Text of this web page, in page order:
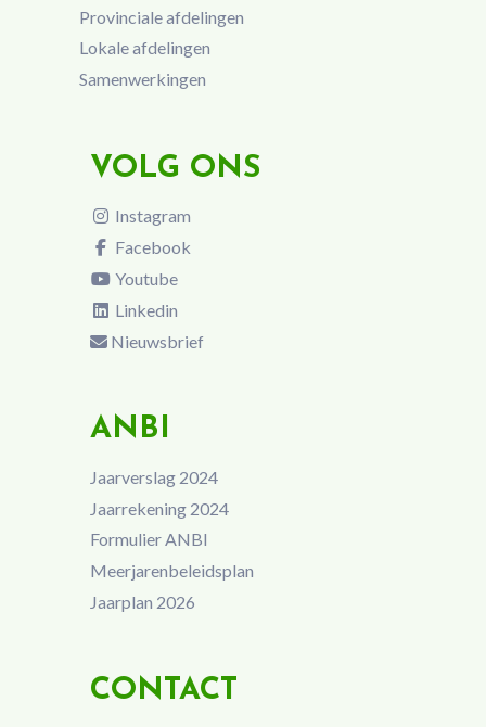
Provinciale afdelingen
Lokale afdelingen
Samenwerkingen
VOLG ONS
Instagram
Facebook
Youtube
Linkedin
Nieuwsbrief
ANBI
Jaarverslag 2024
Jaarrekening 2024
Formulier ANBI
Meerjarenbeleidsplan
Jaarplan 2026
CONTACT